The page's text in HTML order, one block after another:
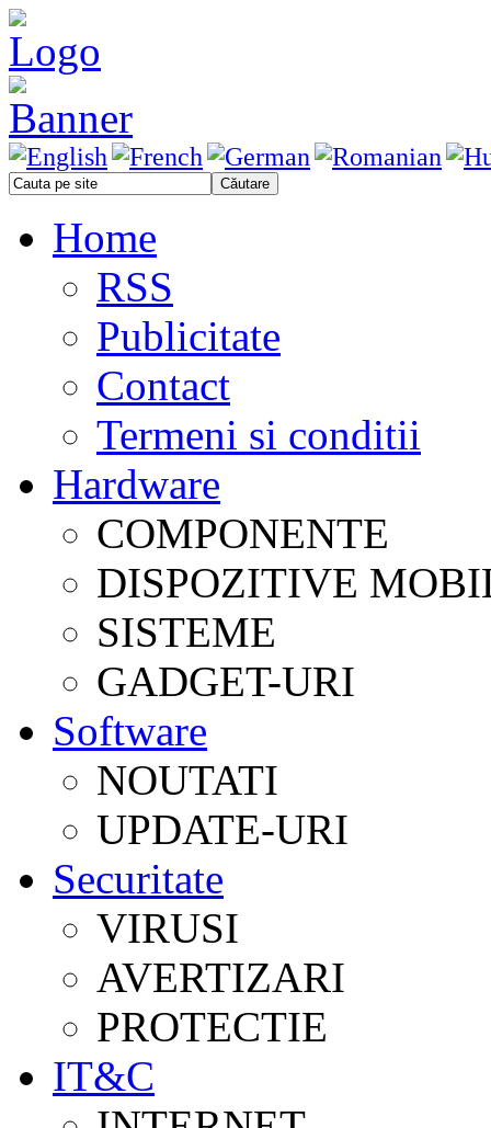
Home
RSS
Publicitate
Contact
Termeni si conditii
Hardware
COMPONENTE
DISPOZITIVE
SISTEME
GADGET-URI
Software
NOUTATI
UPDATE-URI
Securitate
VIRUSI
AVERTIZARI
PROTECTIE
IT&C